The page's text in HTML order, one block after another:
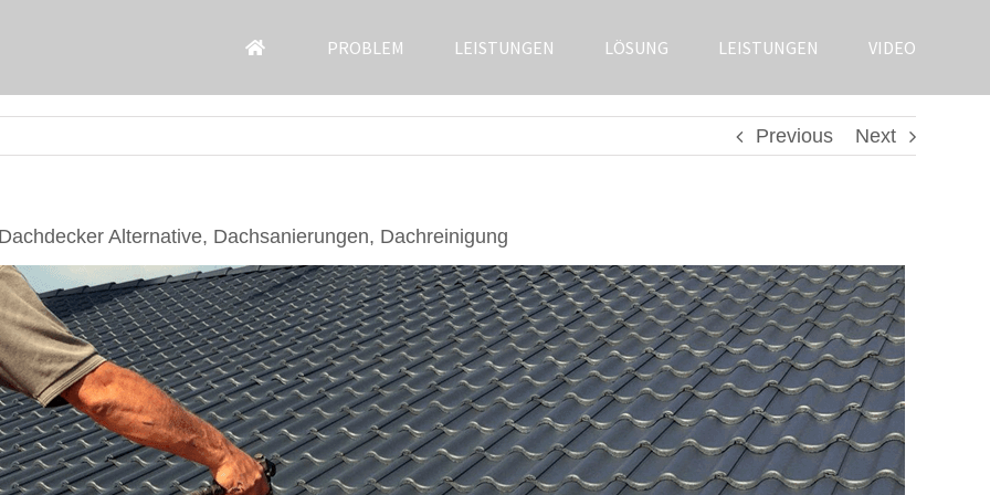
PROBLEM LEISTUNGEN LÖSUNG LEISTUNGEN VIDEO
Previous Next
Alternative, Dachsanierungen, Dachreinigung